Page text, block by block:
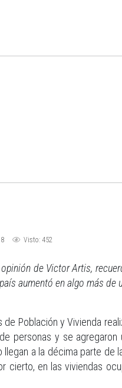
Visto: 452
de Victor Artis,
aumentó en algo más de
de Población y Vivienda
personas y se
llegan a la décima parte de
cierto, en las viviendas